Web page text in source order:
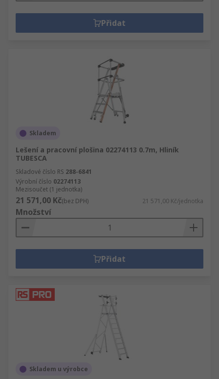
Přidat
Skladem
Lešení a pracovní plošina 02274113 0.7m, Hliník
TUBESCA
Skladové číslo RS 288-6841
Výrobní číslo 02274113
Mezisoučet (1 jednotka)
21 571,00 Kč(bez DPH) 21 571,00 Kč/jednotka
Množství
Přidat
Skladem u výrobce